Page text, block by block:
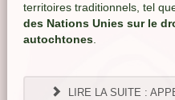
territoires traditionnels, tel
des Nations Unies sur le
autochtones.
LIRE LA SUITE :